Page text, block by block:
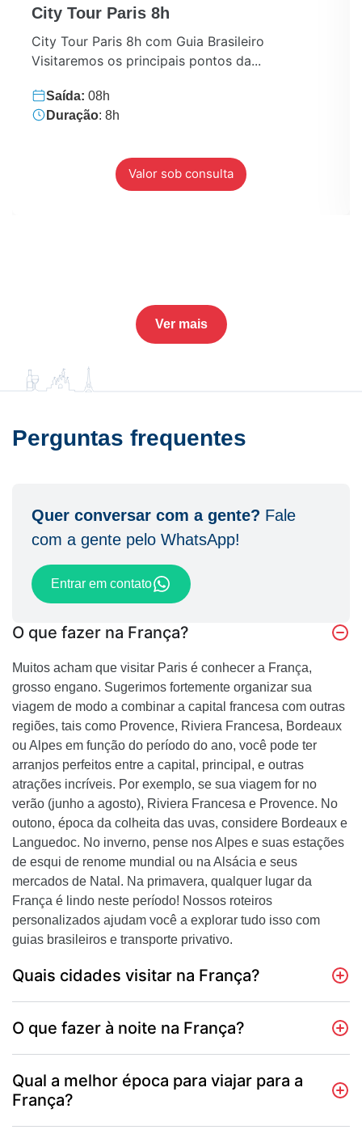
City Tour Paris 8h
City Tour Paris 8h com Guia Brasileiro
Visitaremos os principais pontos da...
Saída: 08h
Duração: 8h
Valor sob consulta
Ver mais
Perguntas frequentes
Quer conversar com a gente? Fale
com a gente pelo WhatsApp!
Entrar em contato
O que fazer na França?
Muitos acham que visitar Paris é conhecer a França,
grosso engano. Sugerimos fortemente organizar sua
viagem de modo a combinar a capital francesa com outras
regiões, tais como Provence, Riviera Francesa, Bordeaux
ou Alpes em função do período do ano, você pode ter
arranjos perfeitos entre a capital, principal, e outras
atrações incríveis. Por exemplo, se sua viagem for no
verão (junho a agosto), Riviera Francesa e Provence. No
outono, época da colheita das uvas, considere Bordeaux e
Languedoc. No inverno, pense nos Alpes e suas estações
de esqui de renome mundial ou na Alsácia e seus
mercados de Natal. Na primavera, qualquer lugar da
França é lindo neste período! Nossos roteiros
personalizados ajudam você a explorar tudo isso com
guias brasileiros e transporte privativo.
Quais cidades visitar na França?
O que fazer à noite na França?
Qual a melhor época para viajar para a
França?